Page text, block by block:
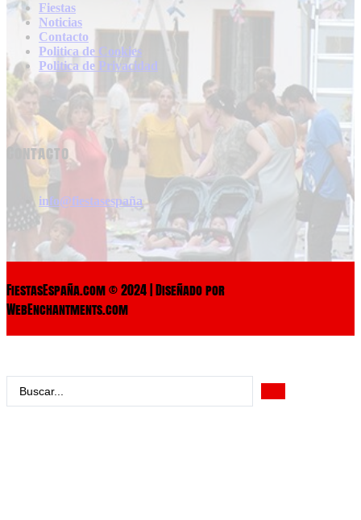
Fiestas
Noticias
Contacto
Politica de Cookies
Politica de Privacidad
Contacto
info@fiestasespaña
FiestasEspaña.com © 2024 | Diseñado por
WebEnchantments.com